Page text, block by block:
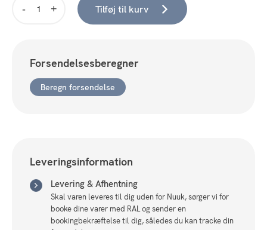
Tilføj til kurv
Forsendelsesberegner
Beregn forsendelse
Leveringsinformation
Levering & Afhentning
Skal varen leveres til dig uden for Nuuk, sørger vi for
booke dine varer med RAL og sender en
bookingbekræftelse til dig, således du kan tracke din